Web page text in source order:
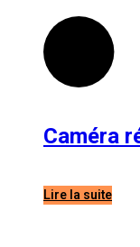
Caméra
Lire la suite